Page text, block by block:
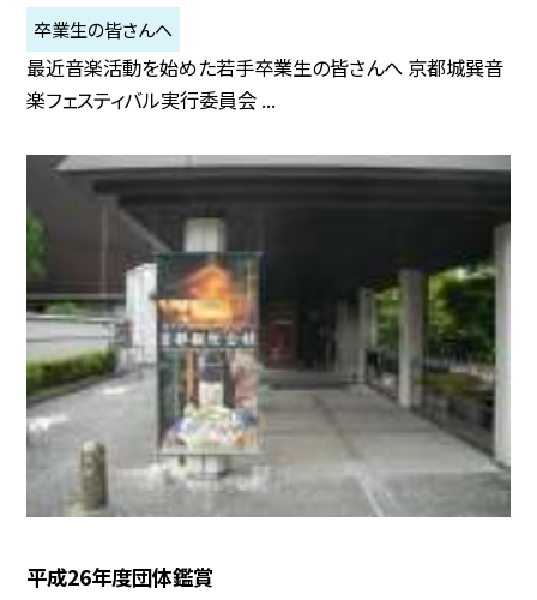
卒業生の皆さんへ
最近音楽活動を始めた若手卒業生の皆さんへ 京都城巽音
楽フェスティバル実行委員会 ...
平成26年度団体鑑賞